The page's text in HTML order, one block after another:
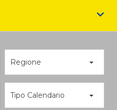
Regione
Tipo Calendario